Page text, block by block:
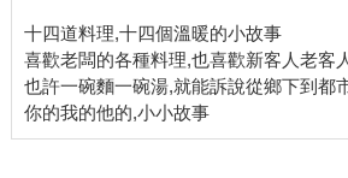
這家店就是漫畫《深夜食堂》真正的原點
餅」、「油漬沙丁魚」、「那不勒斯烏龍
的菜單。如果不是因為常去這家店，《深
的樣子。
十四道料理,十四個溫暖的小故事
喜歡老闆的各種料理,也喜歡新客人老客
也許一碗麵一碗湯,就能訴說從鄉下到都
你的我的他的,小小故事